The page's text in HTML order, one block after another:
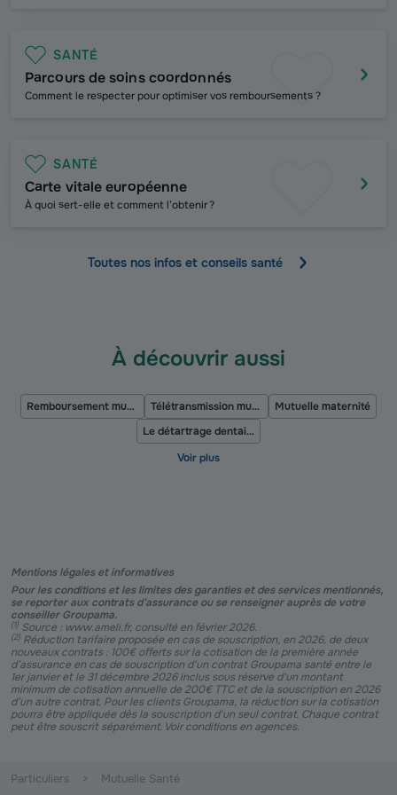
SANTÉ
Parcours de soins coordonnés
Comment le respecter pour optimiser vos remboursements ?
SANTÉ
Carte vitale européenne
Àquoi sert-elle et comment l’obtenir ?
Toutes nos infos et conseils santé
À découvrir aussi
Remboursement mutuelle Télétransmission mutuelle
Mutuelle maternité
Le détartrage dentaire
Mentions légales et informatives
Pour les conditions et les limites des garanties et des services mentionnés,
se reporter aux contrats d’assurance ou se renseigner auprès de votre
conseiller Groupama.
(1) Source : www.ameli.fr, consulté en février 2026.
(2) Réduction tarifaire proposée en cas de souscription, en 2026, de deux
nouveaux contrats : 100€ offerts sur la cotisation de la première année
d’assurance en cas de souscription d'un contrat Groupama santé entre le
1er janvier et le 31 décembre 2026 inclus sous réserve d'un montant
minimum de cotisation annuelle de 200€ TTC et de la souscription en 2026
d’un autre contrat. Pour les clients Groupama, la réduction sur la cotisation
pourra être appliquée dès la souscription d'un seul contrat. Chaque contrat
peut être souscrit séparément. Voir conditions en agences.
Particuliers Mutuelle Santé